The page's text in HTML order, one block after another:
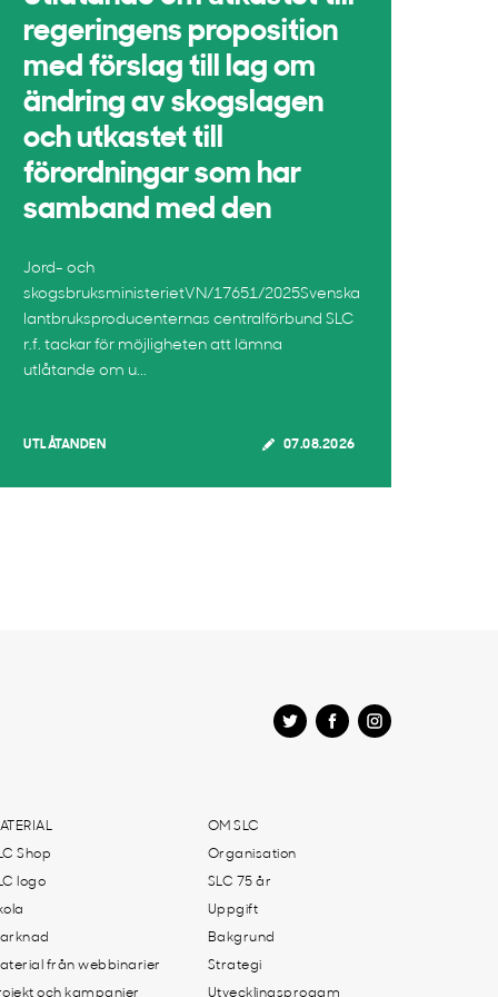
regeringens proposition
med förslag till lag om
ändring av skogslagen
och utkastet till
förordningar som har
samband med den
Jord- och
skogsbruksministerietVN/17651/2025Svenska
lantbruksproducenternas centralförbund SLC
r.f. tackar för möjligheten att lämna
utlåtande om u...
UTLÅTANDEN 07.08.2026
Shop
logo
från webbinarier
och kampanjer
OM SLC
Organisation
SLC 75 år
Uppgift
Bakgrund
Strategi
Utvecklingsprogam